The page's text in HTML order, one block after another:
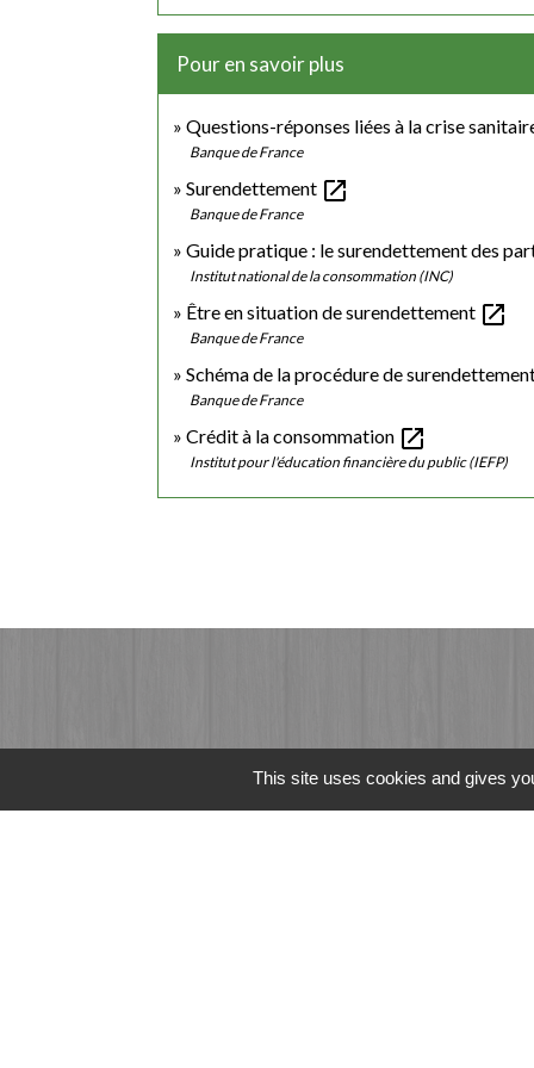
Pour en savoir plus
Questions-réponses liées à la crise
Banque de France
Surendettement open_in_new
Banque de France
Guide pratique : le surendettement des
Institut national de la consommation (INC)
Être en situation de surendettement open_in_new
Banque de France
Schéma de la procédure de
Banque de France
Crédit à la consommation open_in_new
Institut pour l'éducation financière du public (IEFP)
This site uses cookies and gives